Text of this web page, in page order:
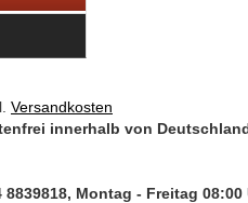
Versandkosten
innerhalb von
Montag - Freitag